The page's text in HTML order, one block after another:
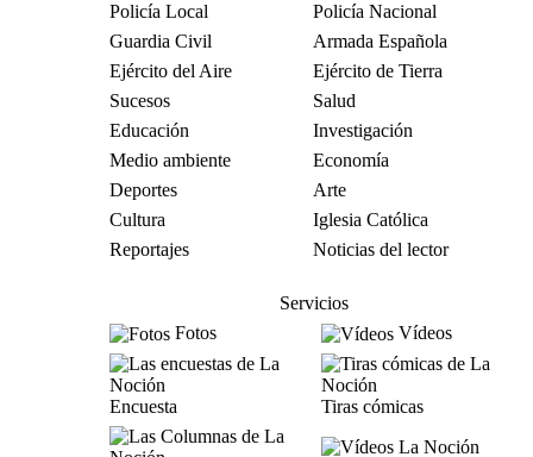
Policía Local
Policía Nacional
Guardia Civil
Armada Española
Ejército del Aire
Ejército de Tierra
Sucesos
Salud
Educación
Investigación
Medio ambiente
Economía
Deportes
Arte
Cultura
Iglesia Católica
Reportajes
Noticias del lector
Servicios
Fotos
Vídeos
Encuesta Tiras cómicas